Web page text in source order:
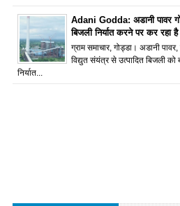
Adani Godda: अडानी पावर
बिजली निर्यात करने पर कर रहा है
ग्राम समाचार, गोड्डा। अडानी
विद्युत संयंत्र से उत्पादित बिजली
निर्यात...